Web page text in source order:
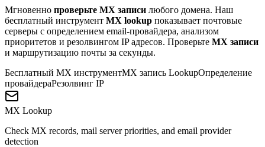
Мгновенно проверьте MX записи любого домена. Наш
бесплатный инструмент MX lookup показывает почтовые
серверы с определением email-провайдера, анализом
приоритетов и резолвингом IP адресов. Проверьте MX записи
и маршрутизацию почты за секунды.
Бесплатный MX инструментMX запись LookupОпределение
провайдераРезолвинг IP
MX Lookup
Check MX records, mail server priorities, and email provider
detection